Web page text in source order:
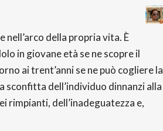
nell’arco della propria vita. È
in giovane età se ne scopre il
ai trent’anni se ne può cogliere la
sconfitta dell’individuo dinnanzi alla
rimpianti, dell’inadeguatezza e,